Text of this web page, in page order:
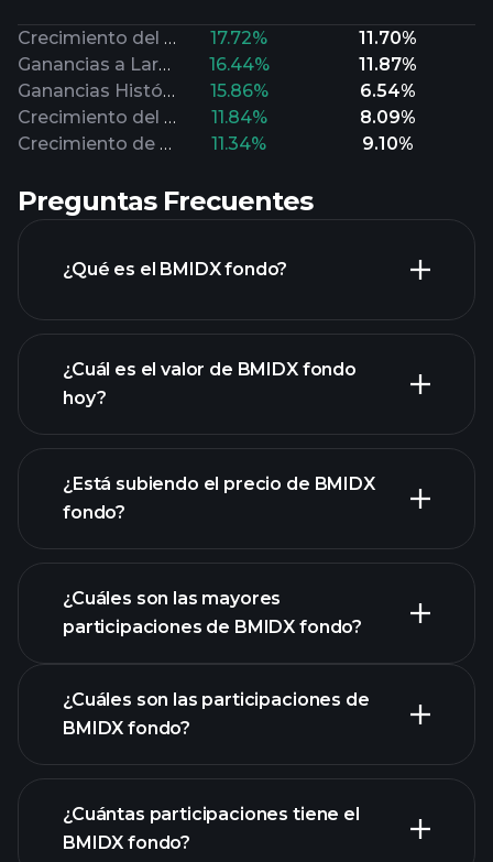
Crecimiento del Flujo de Efectivo 17.72%
11.70%
Ganancias a Largo Plazo
16.44%
11.87%
Ganancias Históricas
15.86%
6.54%
Crecimiento del Valor en Libros
11.84%
8.09%
Crecimiento de Ventas
11.34% 9.10%
Preguntas Frecuentes
¿Qué es el BMIDX fondo?
¿Cuál es el valor de BMIDX fondo
hoy?
gráfico avanzado
¿Está subiendo el precio de BMIDX
fondo?
¿Cuáles son las mayores
participaciones de BMIDX fondo?
participaciones
¿Cuáles son las participaciones de
BMIDX fondo?
¿Cuántas participaciones tiene el
BMIDX fondo?